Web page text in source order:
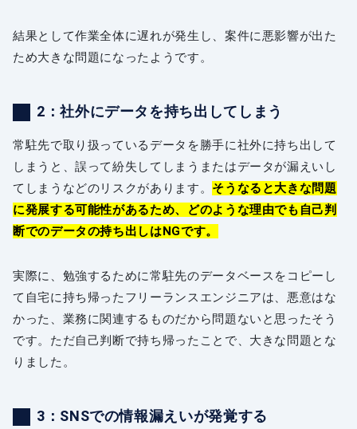
結果として作業全体に遅れが発生し、案件に悪影響が出た
ため大きな問題になったようです。
2：社外にデータを持ち出してしまう
常駐先で取り扱っているデータを勝手に社外に持ち出して
しまうと、誤って紛失してしまうまたはデータが漏えいし
てしまうなどのリスクがあります。 そうなると大きな問題
に発展する可能性があるため、どのような理由でも自己判
断でのデータの持ち出しはNGです。
実際に、勉強するために常駐先のデータベースをコピーし
て自宅に持ち帰ったフリーランスエンジニアは、悪意はな
かった、業務に関連するものだから問題ないと思ったそう
です。ただ自己判断で持ち帰ったことで、大きな問題とな
りました。
3：SNSでの情報漏えいが発覚する